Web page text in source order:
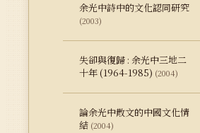
余光中詩中的文化認同研究
(2003)
失卻與復歸 : 余光中三地二
十年 (1964-1985) (2004)
論余光中散文的中國文化情
結 (2004)